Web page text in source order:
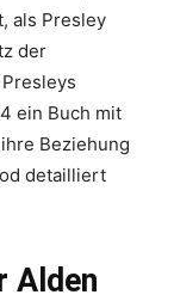
als Presley
der
ein Buch mit
Beziehung
detailliert
Alden